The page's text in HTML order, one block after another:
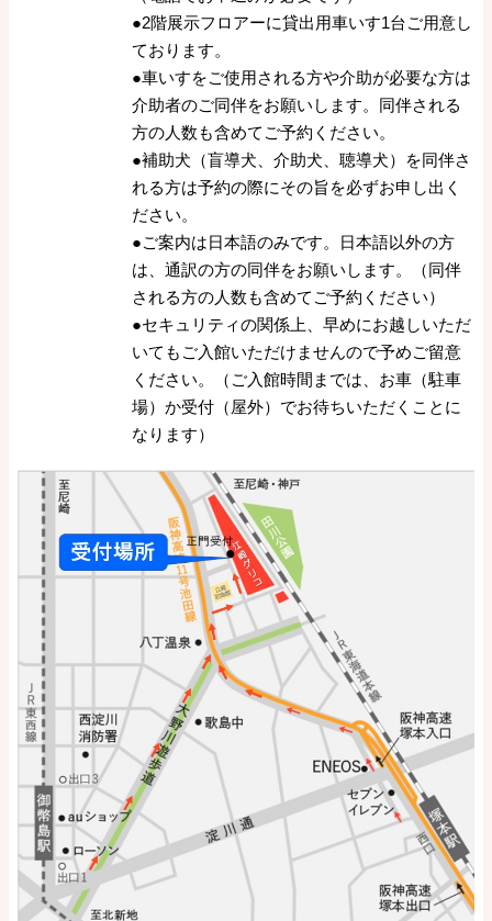
●2階展示フロアーに貸出用車いす1台ご用意し
ております。
●車いすをご使用される方や介助が必要な方は
介助者のご同伴をお願いします。同伴される
方の人数も含めてご予約ください。
●補助犬（盲導犬、介助犬、聴導犬）を同伴さ
れる方は予約の際にその旨を必ずお申し出く
ださい。
●ご案内は日本語のみです。日本語以外の方
は、通訳の方の同伴をお願いします。（同伴
される方の人数も含めてご予約ください）
●セキュリティの関係上、早めにお越しいただ
いてもご入館いただけませんので予めご留意
ください。（ご入館時間までは、お車（駐車
場）か受付（屋外）でお待ちいただくことに
なります）